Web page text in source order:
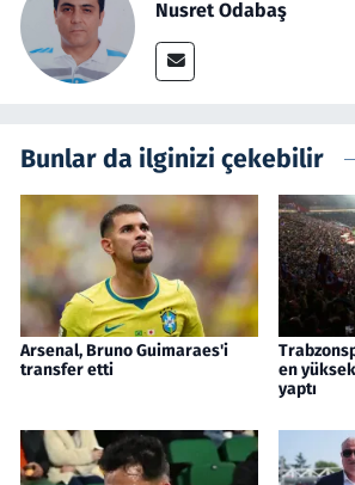
Nusret Odabaş
Bunlar da ilginizi çekebilir
Arsenal, Bruno Guimaraes'i
transfer etti
en
yaptı